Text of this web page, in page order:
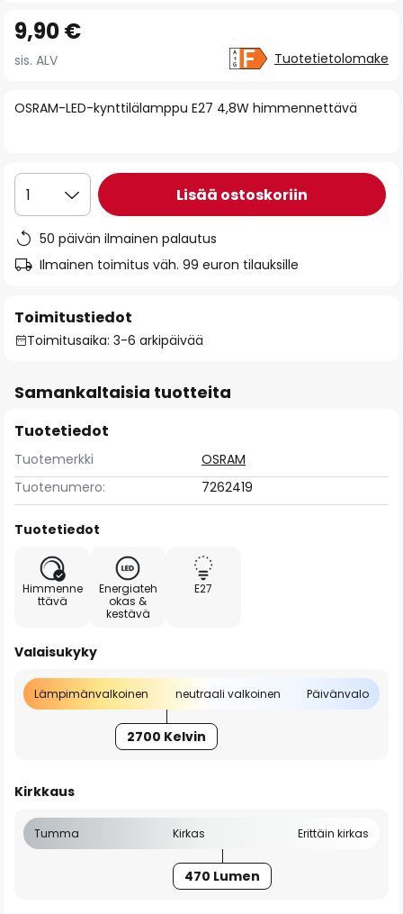
to
the
of
gallery
OSRAM-LED-kynttilälamppu E27 4,8W himmennettävä
9,90 €
sis. ALV Tuotetietolomake
1 Lisää ostoskoriin
50 päivän ilmainen palautus
Ilmainen toimitus väh. 99 euron tilauksille
Toimitustiedot
Toimitusaika: 3-6 arkipäivää
Samankaltaisia tuotteita
Tuotetiedot
Tuotemerkki
OSRAM
Tuotenumero:
7262419
Tuotetiedot
Himmenne
ttävä
Energiateh
okas &
kestävä
E27
Valaisukyky
Lämpimänvalkoinen neutraali valkoinen Päivänvalo
2700 Kelvin
Kirkkaus
Tumma Kirkas Erittäin kirkas
470 Lumen